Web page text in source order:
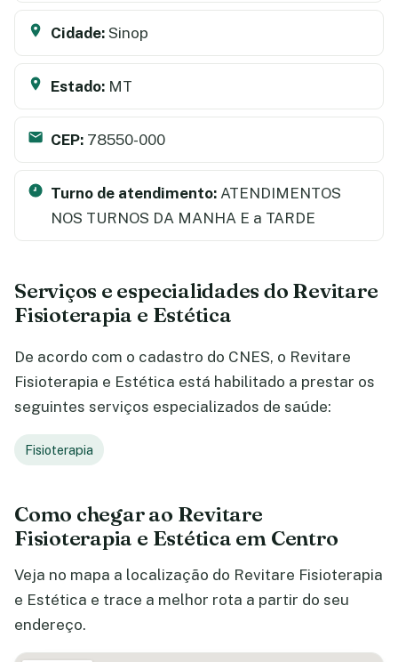
Cidade: Sinop
Estado: MT
CEP: 78550-000
Turno de atendimento: ATENDIMENTOS
NOS TURNOS DA MANHA E a TARDE
Serviços e especialidades do Revitare
Fisioterapia e Estética
De acordo com o cadastro do CNES, o Revitare
Fisioterapia e Estética está habilitado a prestar os
seguintes serviços especializados de saúde:
Fisioterapia
Como chegar ao Revitare
Fisioterapia e Estética em Centro
Veja no mapa a localização do Revitare Fisioterapia
e Estética e trace a melhor rota a partir do seu
endereço.